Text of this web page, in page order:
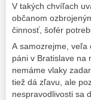
V takých chvíľach
občanom
činnosť, šofér
A samozrejme, veľa
páni v Bratislave na
nemáme vlaky
tiež dá zľavu, ale
nespravodlivosti sa